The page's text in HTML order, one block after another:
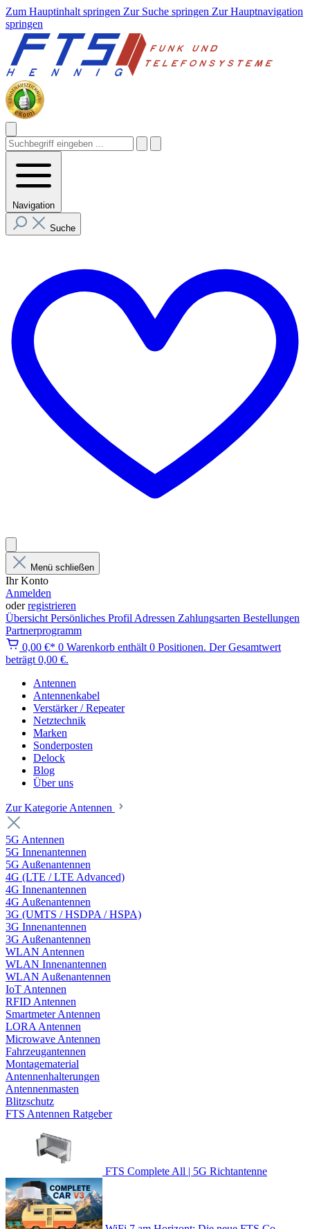
Zum Hauptinhalt springen Zur Suche springen Zur Hauptnavigation
springen
Navigation
Suche
Menü schließen
Ihr Konto
Anmelden
oderregistrieren
Übersicht Persönliches Profil Adressen Zahlungsarten Bestellungen
Partnerprogramm
0,00 €* 0 Warenkorb enthält 0 Positionen. Der Gesamtwert
beträgt 0,00 €.
Antennen
Antennenkabel
Verstärker / Repeater
Netztechnik
Marken
Sonderposten
Delock
Blog
Über uns
Zur Kategorie Antennen
5G Antennen
5G Innenantennen
5G Außenantennen
4G (LTE / LTE Advanced)
4G Innenantennen
4G Außenantennen
3G (UMTS / HSDPA / HSPA)
3G Innenantennen
3G Außenantennen
WLAN Antennen
WLAN Innenantennen
WLAN Außenantennen
IoT Antennen
RFID Antennen
Smartmeter Antennen
LORA Antennen
Microwave Antennen
Fahrzeugantennen
Montagematerial
Antennenhalterungen
Antennenmasten
Blitzschutz
FTS Antennen Ratgeber
FTS Complete All | 5G Richtantenne